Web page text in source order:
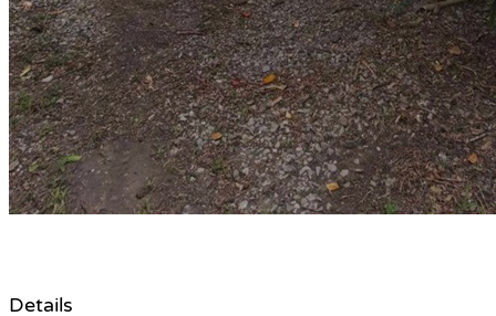
Details